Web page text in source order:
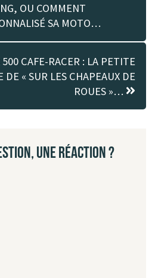
OU COMMENT
SA MOTO…
CAFE-RACER : LA PETITE
DE « SUR LES CHAPEAUX DE
ROUES »…
UNE RÉACTION ?